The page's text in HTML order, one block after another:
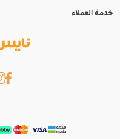
خدمة العملاء